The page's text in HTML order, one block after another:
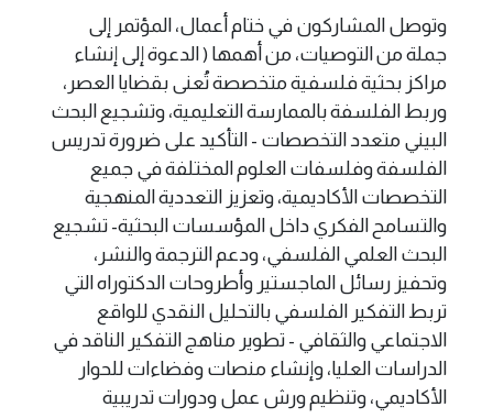
وتوصل المشاركون في ختام أعمال، المؤتمر إلى
جملة من التوصيات، من أهمها ( الدعوة إلى إنشاء
مراكز بحثية فلسفية متخصصة تُعنى بقضايا العصر،
وربط الفلسفة بالممارسة التعليمية، وتشجيع البحث
البيني متعدد التخصصات - التأكيد على ضرورة تدريس
الفلسفة وفلسفات العلوم المختلفة في جميع
التخصصات الأكاديمية، وتعزيز التعددية المنهجية
والتسامح الفكري داخل المؤسسات البحثية- تشجيع
البحث العلمي الفلسفي، ودعم الترجمة والنشر،
وتحفيز رسائل الماجستير وأطروحات الدكتوراه التي
تربط التفكير الفلسفي بالتحليل النقدي للواقع
الاجتماعي والثقافي - تطوير مناهج التفكير الناقد في
الدراسات العليا، وإنشاء منصات وفضاءات للحوار
الأكاديمي، وتنظيم ورش عمل ودورات تدريبية